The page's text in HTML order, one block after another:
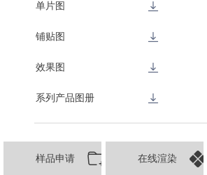
单片图
铺贴图
效果图
系列产品图册
样品申请 在线渲染